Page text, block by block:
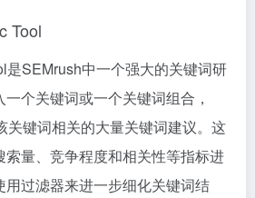
Tool
是SEMrush中一个强大的关键词研
个关键词或一个关键词组合，
关键词相关的大量关键词建议。这
量、竞争程度和相关性等指标进
过滤器来进一步细化关键词结